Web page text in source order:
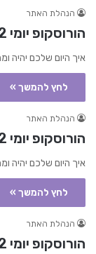
הנהלת האתר
הורוסקופ יומי 2.12
איך היום שלכם יהיה
לחץ להמשך »
הנהלת האתר
הורוסקופ יומי 5.12
איך היום שלכם יהיה
לחץ להמשך »
הנהלת האתר
הורוסקופ יומי 4.12